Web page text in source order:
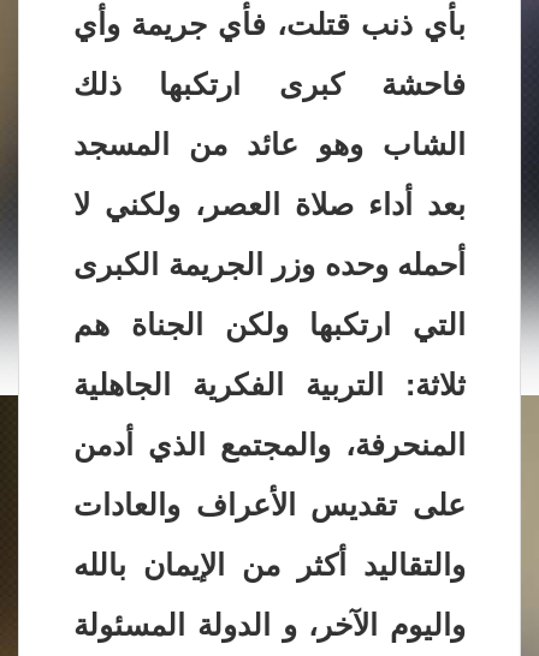
بأي ذنب قتلت، فأي جريمة وأي
فاحشة كبرى ارتكبها ذلك
الشاب وهو عائد من المسجد
بعد أداء صلاة العصر، ولكني لا
أحمله وحده وزر الجريمة الكبرى
التي ارتكبها ولكن الجناة هم
ثلاثة: التربية الفكرية الجاهلية
المنحرفة، والمجتمع الذي أدمن
على تقديس الأعراف والعادات
والتقاليد أكثر من الإيمان بالله
واليوم الآخر، و الدولة المسئولة